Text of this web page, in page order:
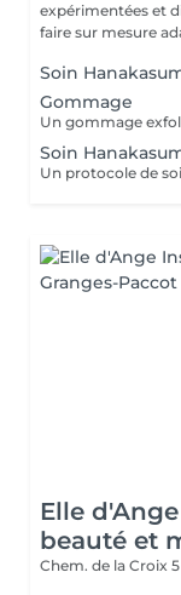
expérimentées et
faire sur mesure
Soin
Gommage
Soin
Elle
beauté et
Chem. de la Croix 5